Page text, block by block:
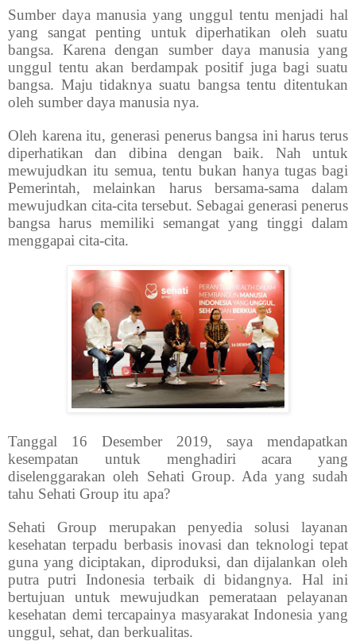
Sumber daya manusia yang unggul tentu menjadi hal
yang sangat penting untuk diperhatikan oleh suatu
bangsa. Karena dengan sumber daya manusia yang
unggul tentu akan berdampak positif juga bagi suatu
bangsa. Maju tidaknya suatu bangsa tentu ditentukan
oleh sumber daya manusia nya.
Oleh karena itu, generasi penerus bangsa ini harus terus
diperhatikan dan dibina dengan baik. Nah untuk
mewujudkan itu semua, tentu bukan hanya tugas bagi
Pemerintah, melainkan harus bersama-sama dalam
mewujudkan cita-cita tersebut. Sebagai generasi penerus
bangsa harus memiliki semangat yang tinggi dalam
menggapai cita-cita.
Tanggal 16 Desember 2019, saya mendapatkan
kesempatan untuk menghadiri acara yang
diselenggarakan oleh Sehati Group. Ada yang sudah
tahu Sehati Group itu apa?
Sehati Group merupakan penyedia solusi layanan
kesehatan terpadu berbasis inovasi dan teknologi tepat
guna yang diciptakan, diproduksi, dan dijalankan oleh
putra putri Indonesia terbaik di bidangnya. Hal ini
bertujuan untuk mewujudkan pemerataan pelayanan
kesehatan demi tercapainya masyarakat Indonesia yang
unggul, sehat, dan berkualitas.